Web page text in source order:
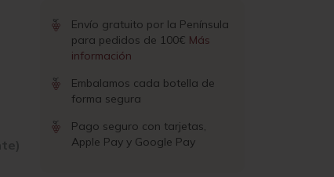
Envío gratuito por la Península
para pedidos de 100€ Más
información
Embalamos cada botella de
forma segura
Pago seguro con tarjetas,
Apple Pay y Google Pay